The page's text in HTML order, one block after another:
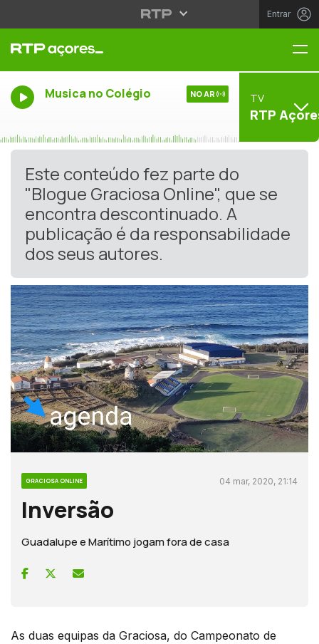
Entrar
Musica no Colégio NO AR TV
RTP
Este conteúdo fez parte do
"Blogue Graciosa Online", que se
encontra descontinuado. A
publicação é da responsabilidade
dos seus autores.
GRACIOSA ONLINE 04 mar, 2020, 21:14
Inversão
Guadalupe e Marítimo jogam fora de casa
As duas equipas da Graciosa, do Campeonato de